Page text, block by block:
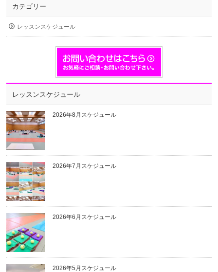
カテゴリー
レッスンスケジュール
レッスンスケジュール
2026年8月スケジュール
2026年7月スケジュール
2026年6月スケジュール
2026年5月スケジュール